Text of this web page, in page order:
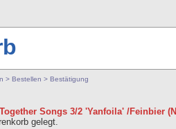
> Bestellen > Bestätigung
Songs 3/2 'Yanfoila' /Feinbier
gelegt.